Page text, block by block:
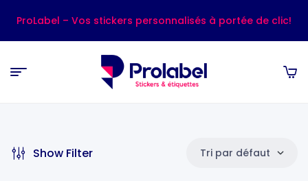
ProLabel – Vos stickers personnalisés à portée de clic!
Show Filter Tri par défaut